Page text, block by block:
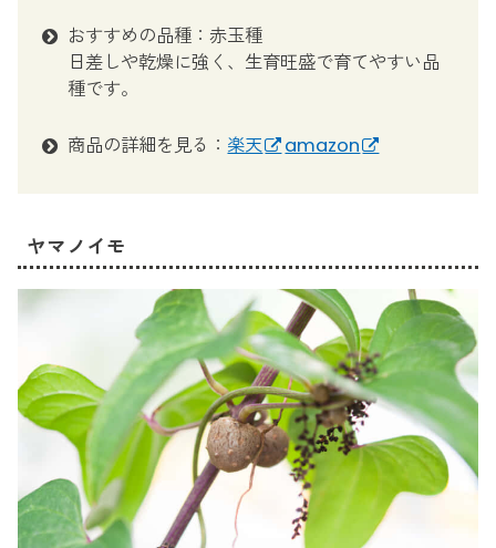
おすすめの品種：赤玉種
日差しや乾燥に強く、生育旺盛で育てやすい品
種です。
商品の詳細を見る： 楽天 amazon
ヤマノイモ